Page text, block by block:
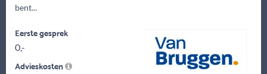
bent...
Eerste gesprek
0,-
Advieskosten